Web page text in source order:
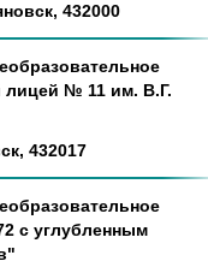
432000
№ 11 им. В.Г.
432017
с углубленным